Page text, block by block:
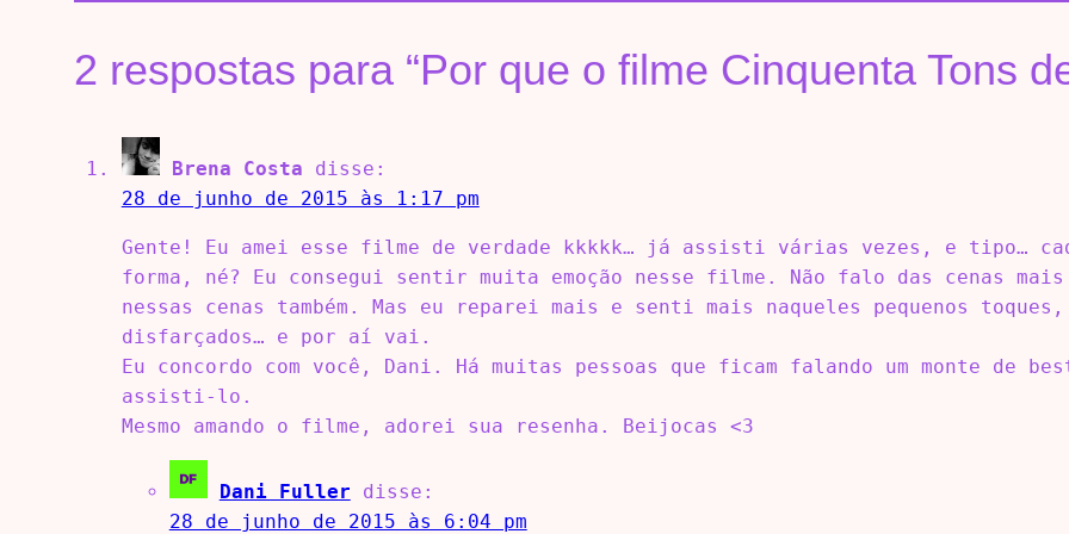
2 respostas para “Por que o filme Cinquenta Tons
Brena Costa
disse:
28 de junho de 2015 às 1:17 pm
Gente! Eu amei esse filme de verdade kkkkk… já assisti várias vezes, e tipo…
forma, né? Eu consegui sentir muita emoção nesse filme. Não falo das cenas
nessas cenas também. Mas eu reparei mais e senti mais naqueles pequenos
disfarçados… e por aí vai.
Eu concordo com você, Dani. Há muitas pessoas que ficam falando um monte de
assisti-lo.
Mesmo amando o filme, adorei sua resenha. Beijocas <3
Dani Fuller
disse:
28 de junho de 2015 às 6:04 pm